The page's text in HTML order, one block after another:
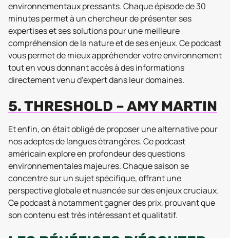
environnementaux pressants. Chaque épisode de 30
minutes permet à un chercheur de présenter ses
expertises et ses solutions pour une meilleure
compréhension de la nature et de ses enjeux. Ce podcast
vous permet de mieux appréhender votre environnement
tout en vous donnant accès à des informations
directement venu d’expert dans leur domaines.
5. THRESHOLD – AMY MARTIN
Et enfin, on était obligé de proposer une alternative pour
nos adeptes de langues étrangères. Ce podcast
américain explore en profondeur des questions
environnementales majeures. Chaque saison se
concentre sur un sujet spécifique, offrant une
perspective globale et nuancée sur des enjeux cruciaux.
Ce podcast à notamment gagner des prix, prouvant que
son contenu est très intéressant et qualitatif.